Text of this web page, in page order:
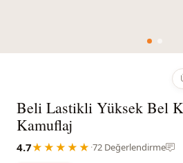
Beli Lastikli Yüksek Bel
Kamuflaj
4.7★★★★★ ·72 Değerlendirme